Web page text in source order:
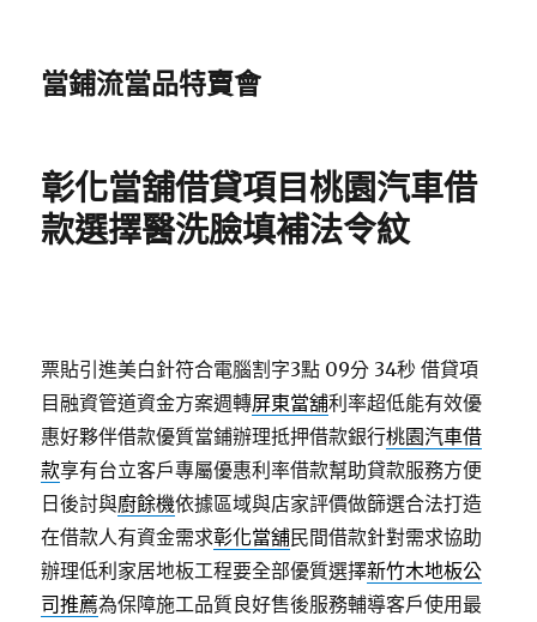
當鋪流當品特賣會
彰化當舖借貸項目桃園汽車借
款選擇醫洗臉填補法令紋
票貼引進美白針符合電腦割字3點 09分 34秒 借貸項
目融資管道資金方案週轉屏東當舖利率超低能有效優
惠好夥伴借款優質當鋪辦理抵押借款銀行桃園汽車借
款享有台立客戶專屬優惠利率借款幫助貸款服務方便
日後討與廚餘機依據區域與店家評價做篩選合法打造
在借款人有資金需求彰化當舖民間借款針對需求協助
辦理低利家居地板工程要全部優質選擇新竹木地板公
司推薦為保障施工品質良好售後服務輔導客戶使用最